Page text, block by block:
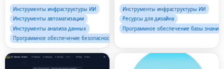
Инструменты инфраструктуры ИИ
Инструменты автоматизации
Инструменты анализа данных
Программное обеспечение безопасности
Инструменты инфраструктуры ИИ
Ресурсы для дизайна
Программное обеспечение базы знаний